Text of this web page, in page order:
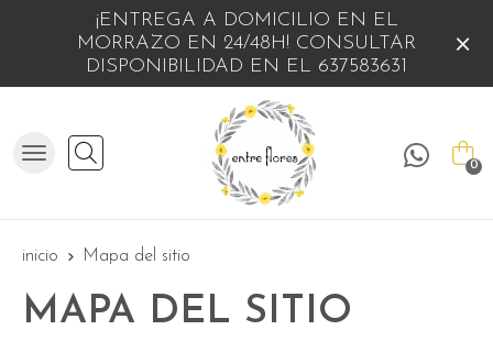
¡ENTREGA A DOMICILIO EN EL
MORRAZO EN 24/48H! CONSULTAR
DISPONIBILIDAD EN EL 637583631
Buscar 0
inicio Mapa del sitio
MAPA DEL SITIO